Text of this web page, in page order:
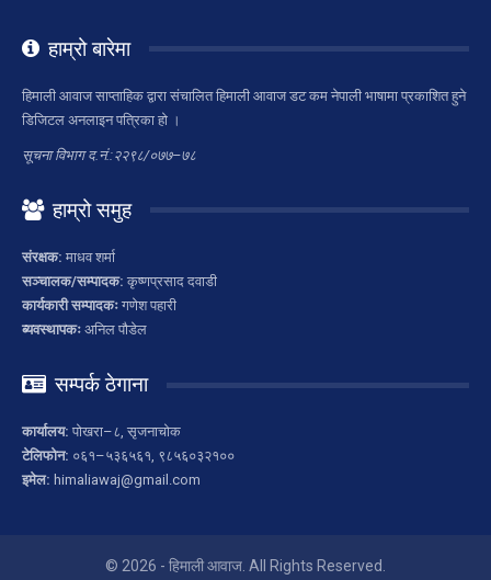
हाम्रो बारेमा
हिमाली आवाज साप्ताहिक द्वारा संचालित हिमाली आवाज डट कम नेपाली भाषामा प्रकाशित हुने
डिजिटल अनलाइन पत्रिका हो ।
सूचना विभाग द.नं.:२२९८/०७७–७८
हाम्रो समुह
संरक्षक: माधव शर्मा
सञ्चालक/सम्पादक: कृष्णप्रसाद दवाडी
कार्यकारी सम्पादकः गणेश पहारी
ब्यवस्थापकः अनिल पौडेल
सम्पर्क ठेगाना
कार्यालय: पोखरा–८, सृजनाचोक
टेलिफोन: ०६१–५३६५६१, ९८५६०३२१००
इमेल: himaliawaj@gmail.com
© 2026 - हिमाली आवाज. All Rights Reserved.